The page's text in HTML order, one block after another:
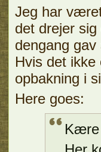
Jeg har
det drejer
dengang
Hvis det
opbakning i
Here goes: